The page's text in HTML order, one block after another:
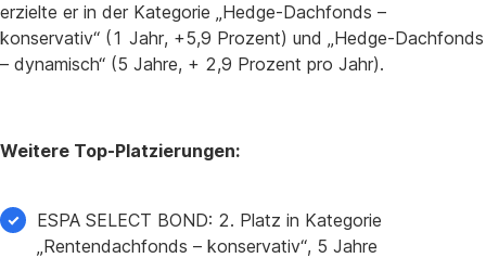
erzielte er in der Kategorie „Hedge-Dachfonds –
konservativ“ (1 Jahr, +5,9 Prozent) und „Hedge-Dachfonds
– dynamisch“ (5 Jahre, + 2,9 Prozent pro Jahr).
Weitere Top-Platzierungen:
ESPA SELECT BOND: 2. Platz in Kategorie
„Rentendachfonds – konservativ“, 5 Jahre